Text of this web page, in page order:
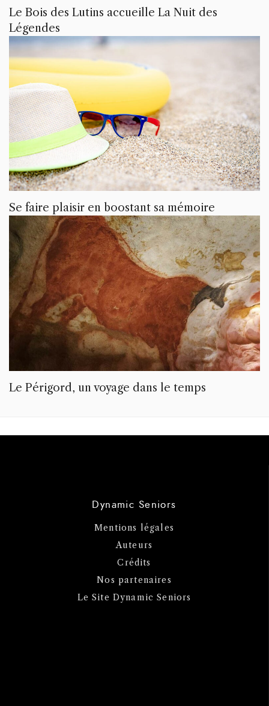
Le Bois des Lutins accueille La Nuit des
Légendes
Se faire plaisir en boostant sa mémoire
Le Périgord, un voyage dans le temps
Dynamic Seniors
Mentions légales
Auteurs
Crédits
Nos partenaires
Le Site Dynamic Seniors